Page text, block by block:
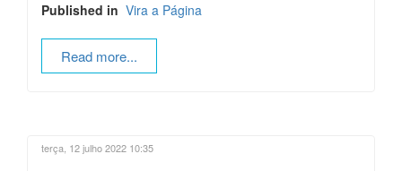
Published in Vira a Página
Read more...
terça, 12 julho 2022 10:35